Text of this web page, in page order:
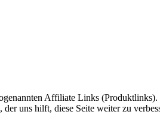
Affiliate Links
uns hilft, diese Seite weiter zu